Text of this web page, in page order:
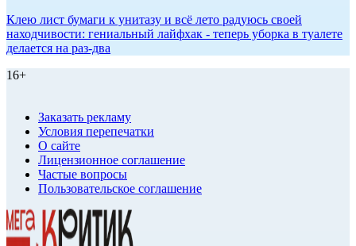
Клею лист бумаги к унитазу и всё лето радуюсь своей
находчивости: гениальный лайфхак - теперь уборка в туалете
делается на раз-два
16+
Заказать рекламу
Условия перепечатки
О сайте
Лицензионное соглашение
Частые вопросы
Пользовательское соглашение